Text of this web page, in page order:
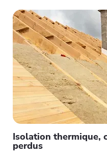
Isolation thermique,
perdus